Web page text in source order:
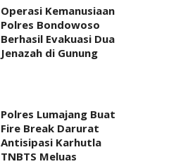
Operasi Kemanusiaan
Polres Bondowoso
Berhasil Evakuasi Dua
Jenazah di Gunung
Polres Lumajang Buat
Fire Break Darurat
Antisipasi Karhutla
TNBTS Meluas